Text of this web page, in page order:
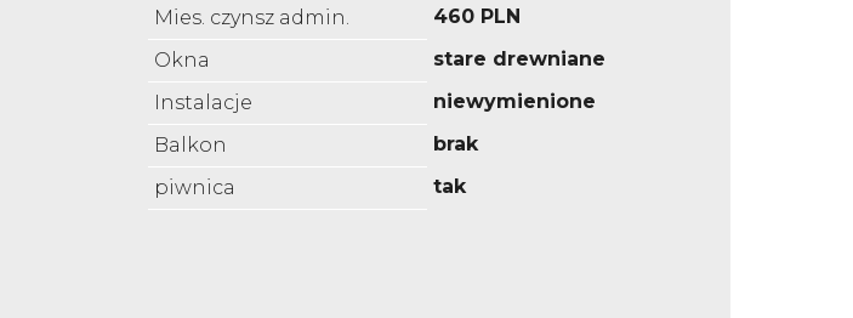
Mies. czynsz admin.
460 PLN
Okna
stare drewniane
Instalacje
niewymienione
Balkon
brak
piwnica
tak